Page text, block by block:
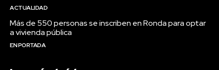
ACTUALIDAD
Más de 550 personas se inscriben en Ronda para optar
a vivienda pública
EN PORTADA